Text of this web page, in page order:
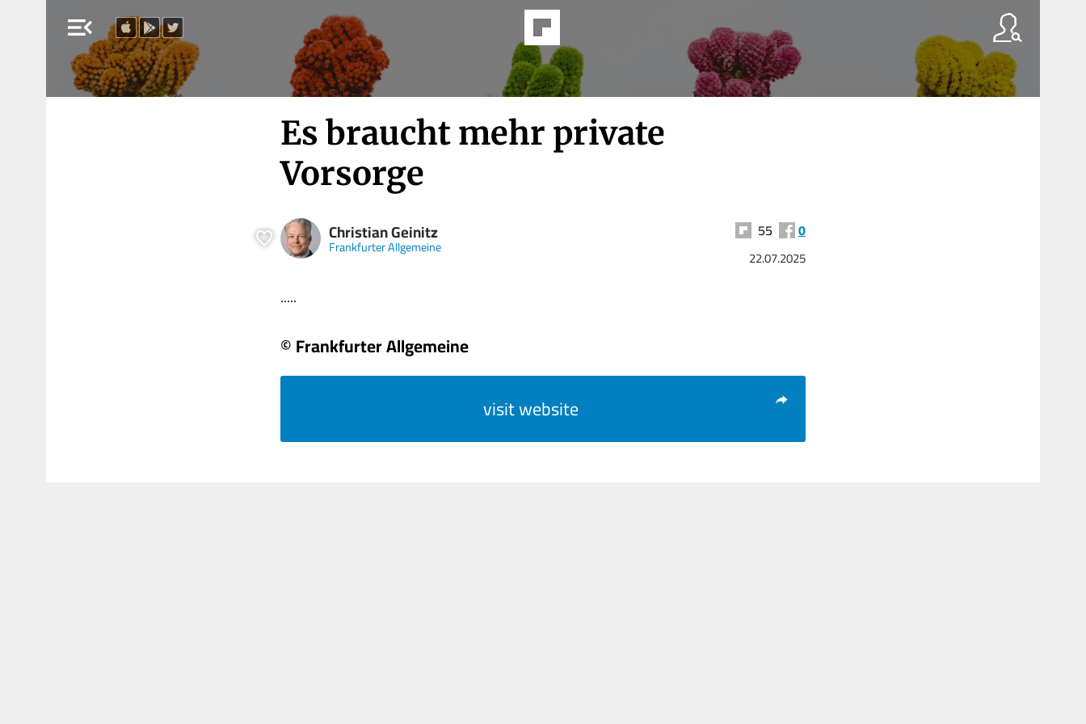
menu_open
Es braucht mehr private
Vorsorge
Christian Geinitz
Frankfurter Allgemeine
55 0
22.07.2025
.....
© Frankfurter Allgemeine
visit website